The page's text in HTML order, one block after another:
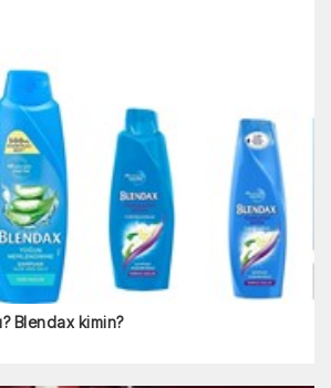
Kahvesi boykot mu? Mehmet
ülkeye ait?